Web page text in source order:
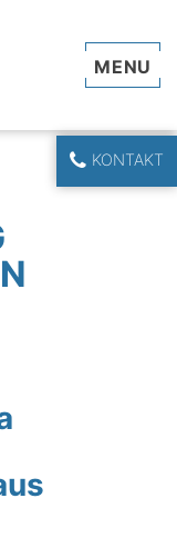
KONTAKT